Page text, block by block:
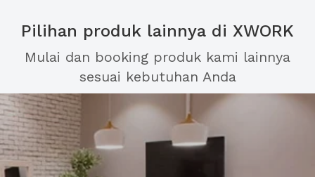
Pilihan produk lainnya di XWORK
Mulai dan booking produk kami lainnya
sesuai kebutuhan Anda